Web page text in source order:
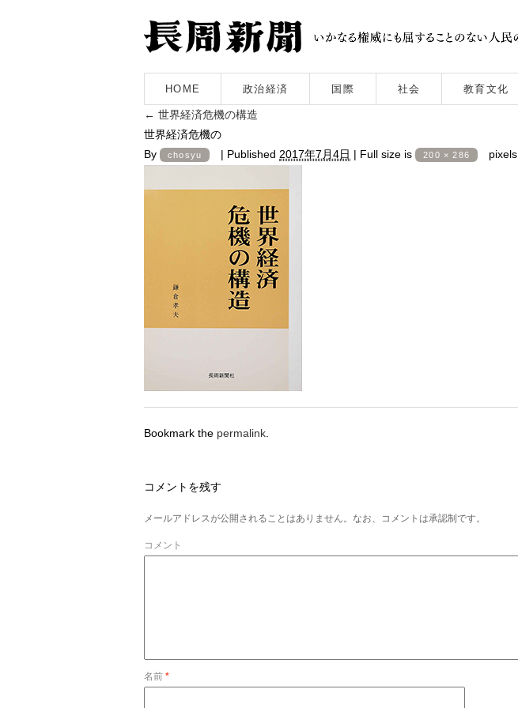
HOME 政治経済 国際 社会 教育文化
← 世界経済危機の構造
世界経済危機の
By
chosyu | Published 2017年7月4日 | Full size is 200 × 286 pixels
Bookmark the permalink
コメントを残す
メールアドレスが公開されることはありません。なお、コメントは承認制です。
コメント
名前 *